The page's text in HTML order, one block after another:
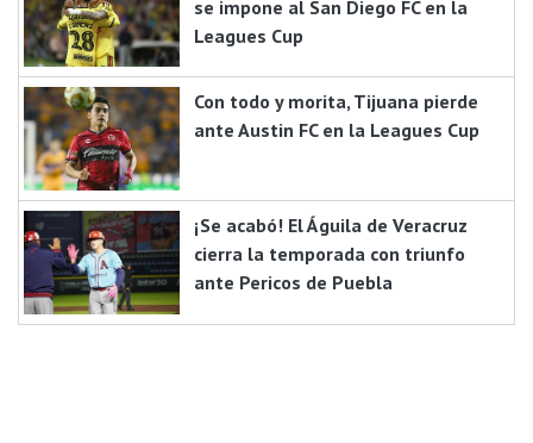
se impone al San Diego FC en la
Leagues Cup
Con todo y morita, Tijuana pierde
ante Austin FC en la Leagues Cup
¡Se acabó! El Águila de Veracruz
cierra la temporada con triunfo
ante Pericos de Puebla